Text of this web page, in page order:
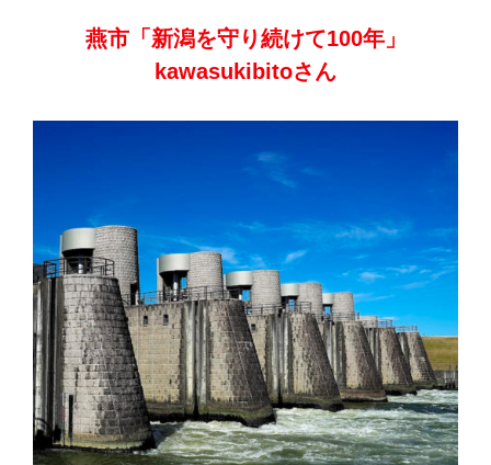
燕市「新潟を守り続けて100年」
kawasukibitoさん